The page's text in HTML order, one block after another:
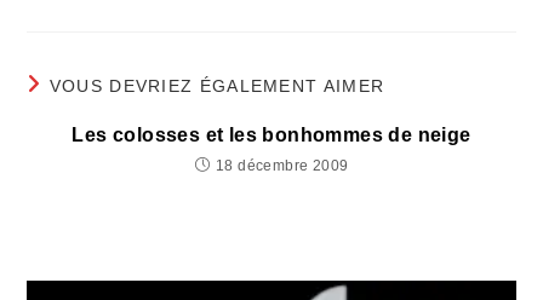
VOUS DEVRIEZ ÉGALEMENT AIMER
Les colosses et les bonhommes de neige
18 décembre 2009